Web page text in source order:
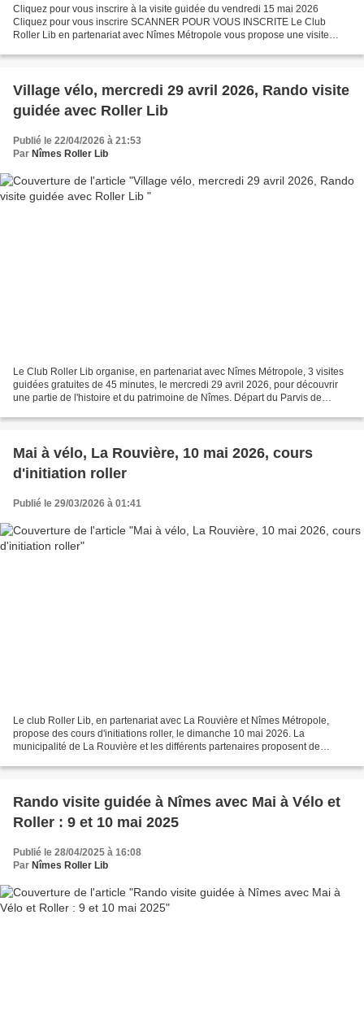
Cliquez pour vous inscrire à la visite guidée du vendredi 15 mai 2026
Cliquez pour vous inscrire SCANNER POUR VOUS INSCRITE Le Club
Roller Lib en partenariat avec Nîmes Métropole vous propose une visite
Village vélo, mercredi 29 avril 2026, Rando visite
guidée avec Roller Lib
Publié le 22/04/2026 à 21:53
Par Nîmes Roller Lib
Le Club Roller Lib organise, en partenariat avec Nîmes Métropole, 3 visites
guidées gratuites de 45 minutes, le mercredi 29 avril 2026, pour découvrir
une partie de l'histoire et du patrimoine de Nîmes. Départ du Parvis de
Mai à vélo, La Rouvière, 10 mai 2026, cours
d'initiation roller
Publié le 29/03/2026 à 01:41
Le club Roller Lib, en partenariat avec La Rouvière et Nîmes Métropole,
propose des cours d'initiations roller, le dimanche 10 mai 2026. La
municipalité de La Rouvière et les différents partenaires proposent de
Rando visite guidée à Nîmes avec Mai à Vélo et
Roller : 9 et 10 mai 2025
Publié le 28/04/2025 à 16:08
Par Nîmes Roller Lib